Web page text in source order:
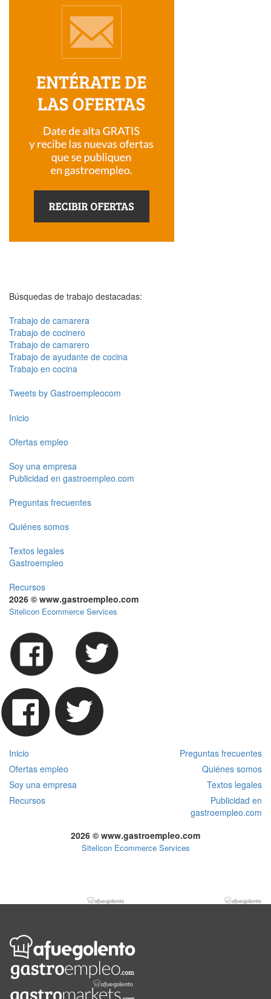
Búsquedas de trabajo destacadas:
Trabajo de camarera
Trabajo de cocinero
Trabajo de camarero
Trabajo de ayudante de cocina
Trabajo en cocina
Tweets by Gastroempleocom
Inicio
Ofertas empleo
Soy una empresa
Publicidad en gastroempleo.com
Preguntas frecuentes
Quiénes somos
Textos legales
Gastroempleo
Recursos
2026 © www.gastroempleo.com
Sitelicon Ecommerce Services
Inicio
Preguntas frecuentes
Ofertas empleo
Quiénes somos
Soy una empresa
Textos legales
Recursos
Publicidad en
gastroempleo.com
2026 © www.gastroempleo.com
Sitelicon Ecommerce Services